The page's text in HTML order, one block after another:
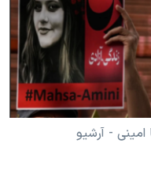
امینی - آرشیو